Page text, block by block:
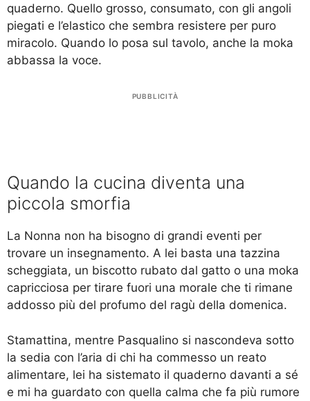
quaderno. Quello grosso, consumato, con gli angoli
piegati e l’elastico che sembra resistere per puro
miracolo. Quando lo posa sul tavolo, anche la moka
abbassa la voce.
PUBBLICITÀ
Quando la cucina diventa una
piccola smorfia
La Nonna non ha bisogno di grandi eventi per
trovare un insegnamento. A lei basta una tazzina
scheggiata, un biscotto rubato dal gatto o una moka
capricciosa per tirare fuori una morale che ti rimane
addosso più del profumo del ragù della domenica.
Stamattina, mentre Pasqualino si nascondeva sotto
la sedia con l’aria di chi ha commesso un reato
alimentare, lei ha sistemato il quaderno davanti a sé
e mi ha guardato con quella calma che fa più rumore